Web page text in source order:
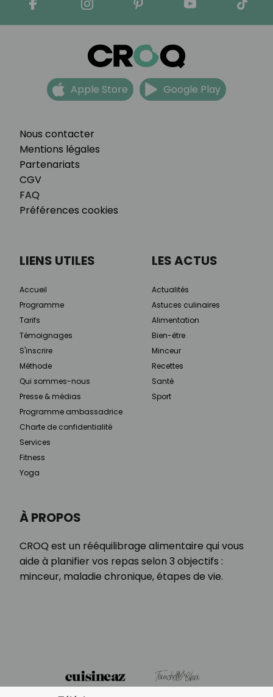
Nous contacter
Mentions légales
Partenariats
CGV
FAQ
Préférences cookies
Apple Store Google Play
À PROPOS
CROQ est un rééquilibrage alimentaire qui vous
aide à planifier vos repas selon 3 objectifs :
minceur, maladie chronique, étapes de vie.
LIENS UTILES
Accueil
Programme
Tarifs
Témoignages
S'inscrire
Méthode
Qui sommes-nous
Presse & médias
Programme ambassadrice
Charte de confidentialité
Services
Fitness
Yoga
LES ACTUS
Actualités
Astuces culinaires
Alimentation
Bien-être
Minceur
Recettes
Santé
Sport